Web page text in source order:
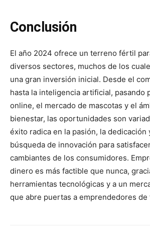
Conclusión
El año 2024 ofrece un terreno fértil
diversos sectores, muchos de los
una gran inversión inicial. Desde el
hasta la inteligencia artificial, pasando
online, el mercado de mascotas y el
bienestar, las oportunidades son
éxito radica en la pasión, la dedicación
búsqueda de innovación para
cambiantes de los consumidores.
dinero es más factible que nunca,
herramientas tecnológicas y a un
que abre puertas a emprendedores de